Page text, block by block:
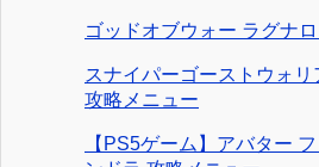
ゴッドオブウォー ラグナ
スナイパーゴーストウォ
攻略メニュー
【PS5ゲーム】アバター